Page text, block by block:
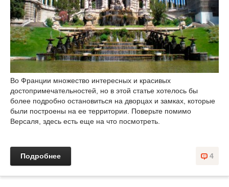
Во Франции множество интересных и красивых
достопримечательностей, но в этой статье хотелось бы
более подробно остановиться на дворцах и замках, которые
были построены на ее территории. Поверьте помимо
Версаля, здесь есть еще на что посмотреть.
4
Подробнее